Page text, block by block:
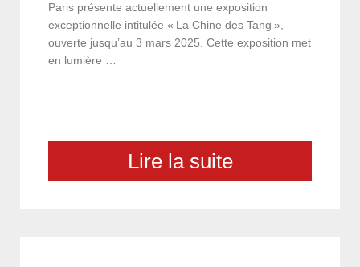
Paris présente actuellement une exposition
exceptionnelle intitulée « La Chine des Tang »,
ouverte jusqu’au 3 mars 2025. Cette exposition met
en lumière …
Lire la suite